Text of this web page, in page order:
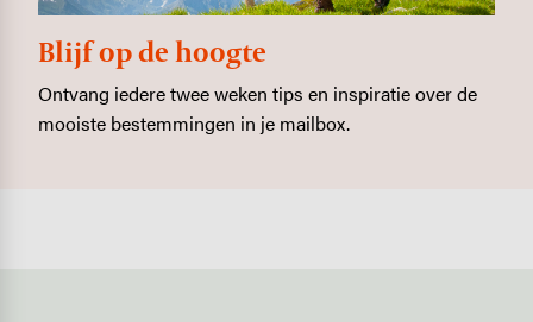
Blijf op de hoogte
Ontvang iedere twee weken tips en inspiratie over de
mooiste bestemmingen in je mailbox.